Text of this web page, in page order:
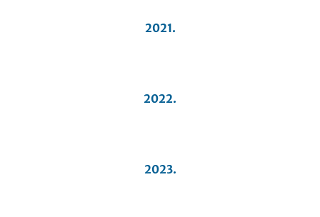
2021.
2022.
2023.